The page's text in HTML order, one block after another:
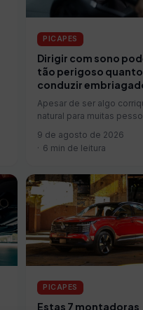
PICAPES
Dirigir com sono
tão perigoso quanto
conduzir
Apesar de ser algo
natural para muitas
muita…
9 de agosto de 2026
6 min de leitura
PICAPES
Estas 7 montadoras